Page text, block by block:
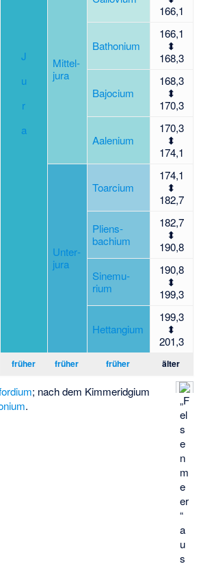
J
u
r
a
Mittel­
jura
166,1
Batho­nium
166,1
⬍
168,3
Bajo­cium
168,3
⬍
170,3
Aale­nium
170,3
⬍
174,1
Unter­
jura
Toar­cium
174,1
⬍
182,7
Pliens­
bachium
182,7
⬍
190,8
Sinemu­
rium
190,8
⬍
199,3
Hettan­gium
199,3
⬍
201,3
früher früher früher älter
„F
el
s
e
n
m
e
er
“
a
u
s
; nach dem Kimmeridgium
.